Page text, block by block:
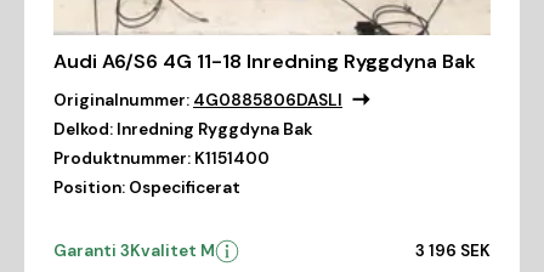
Audi A6/S6 4G 11-18 Inredning Ryggdyna Bak
Originalnummer: 4G0885806DASLI
Delkod: Inredning Ryggdyna Bak
Produktnummer: K1151400
Position: Ospecificerat
Garanti 3Kvalitet M 3 196 SEK